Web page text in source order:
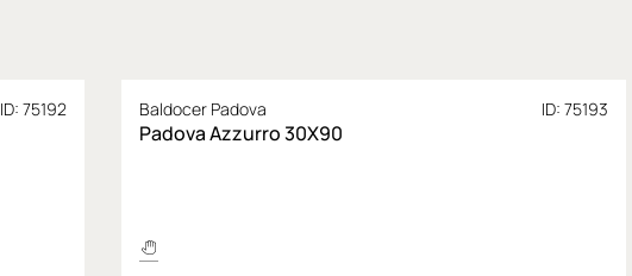
ID: 75192 Baldocer Padova ID: 75193
Padova Azzurro 30X90